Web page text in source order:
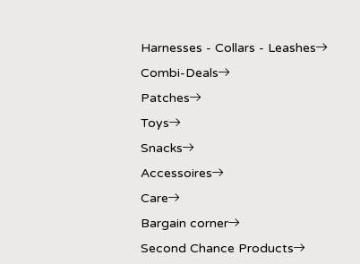
Harnesses - Collars - Leashes
Combi-Deals
Patches
Toys
Snacks
Accessoires
Care
Bargain corner
Second Chance Products